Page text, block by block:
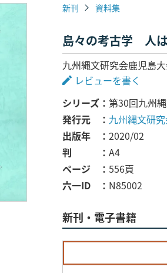
新刊 資料集
島々の考古学 人
九州縄文研究会鹿児島
レビューを書く
シリーズ
第30回九州
発行元
九州縄文研
出版年
2020/02
判
A4
ページ
556頁
六一ID
N85002
新刊・電子書籍